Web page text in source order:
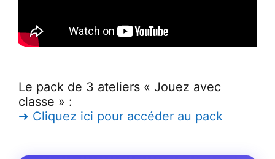
Le pack de 3 ateliers « Jouez avec
classe » :
➜ Cliquez ici pour accéder au pack